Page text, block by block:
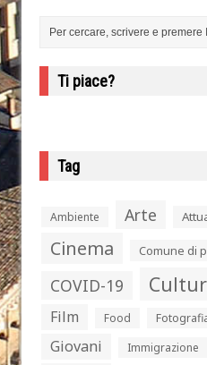
Ti piace?
Tag
Ambiente Arte
Cinema Comune di
COVID-19
Film Food
Giovani Immigrazione